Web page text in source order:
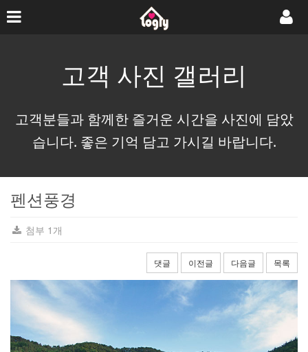
고객 사진 갤러리
고객분들과 함께한 즐거운 시간을 사진에 담았
습니다. 좋은 기억 담고 가시길 바랍니다.
펜션풍경
첨부 1개
댓글 이전글 다음글 목록